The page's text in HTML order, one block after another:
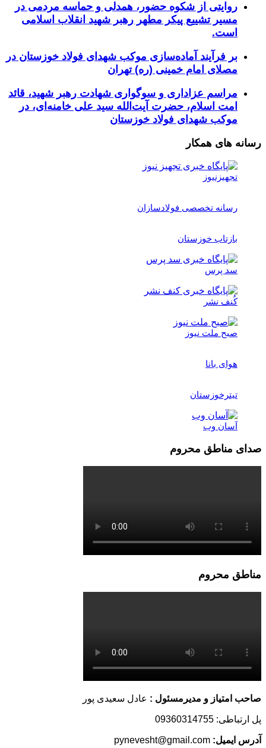
روایتی از شکوه حضور، همدلی و حماسه مردمی در
مسیر تشییع پیکر مطهر رهبر شهید انقلاب اسلامی
است.
بر فرآیند آماده‌سازی موکب شهدای فولاد خوزستان در
مصلای امام خمینی (ره) تهران
مراسم عزاداری و سوگواری شهادت رهبر شهید، قائد
امت اسلام، حضرت آیت‌الله سید علی خامنه‌ای، در
موکب شهدای فولاد خوزستان
رسانه های همکار
تجهیزنیوز
رسانه تخصصی فولادسازان
بازتاب خوزستان
سد پرس
کُنف نشر
صبح ملت نیوز
هوای بانا
تیترخوزستان
آسان وب
صدای مناطق محروم
مناطق محروم
صاحب امتیاز و مدیرمسئول : عادل سعیدی پور
پل ارتباطی: 09360314755
آدرس ایمیل: